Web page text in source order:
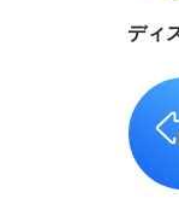
ディ